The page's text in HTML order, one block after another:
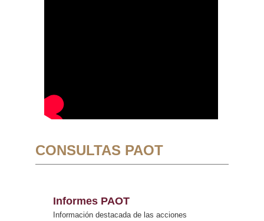
CONSULTAS PAOT
Informes PAOT
Información destacada de las acciones